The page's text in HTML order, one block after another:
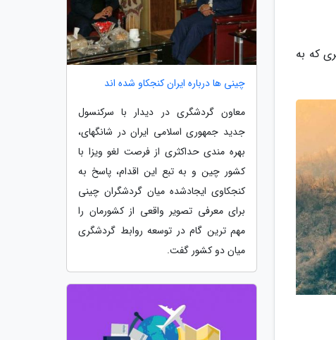
که به
چینی ها درباره ایران کنجکاو شده اند
معاون گردشگری در دیدار با سرکنسول
جدید جمهوری اسلامی ایران در شانگهای،
بهره مندی حداکثری از فرصت لغو ویزا با
کشور چین و به تبع این اقدام، پاسخ به
کنجکاوی ایجادشده میان گردشگران چینی
برای معرفی تصویر واقعی از کشورمان را
مهم ترین گام در توسعه روابط گردشگری
میان دو کشور گفت.